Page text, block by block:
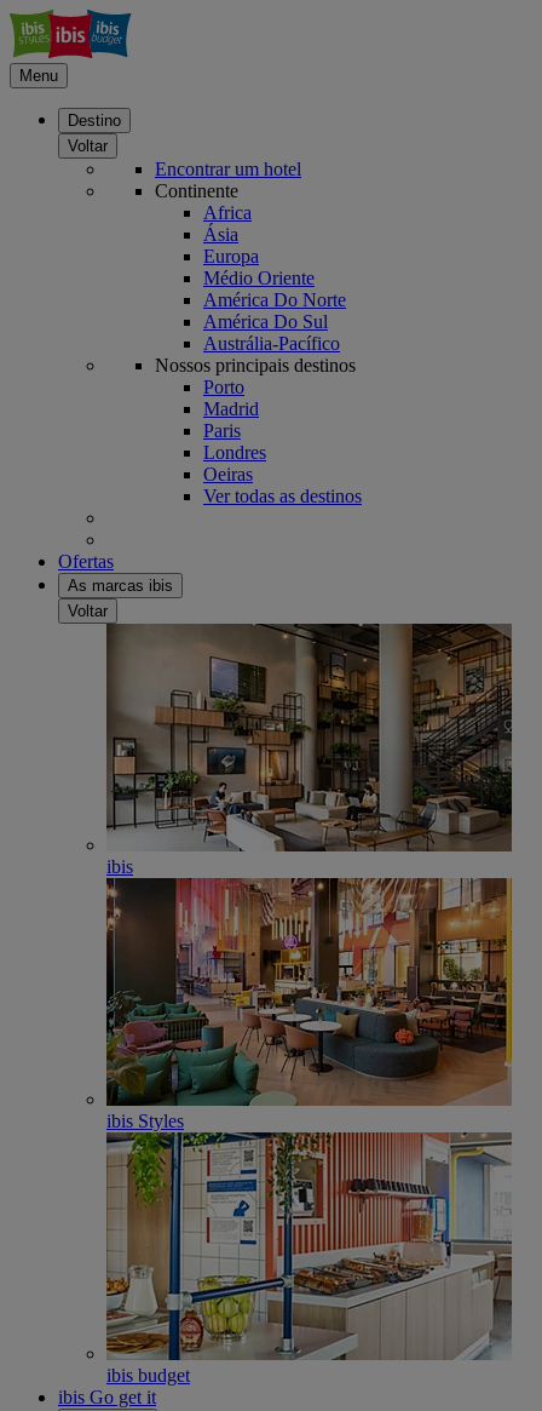
Menu
Destino
Voltar
Encontrar um hotel
Continente
Africa
Ásia
Europa
Médio Oriente
América Do Norte
América Do Sul
Austrália-Pacífico
Nossos principais destinos
Porto
Madrid
Paris
Londres
Oeiras
Ver todas as destinos
Ofertas
As marcas ibis
Voltar
ibis
ibis Styles
ibis budget
ibis Go get it